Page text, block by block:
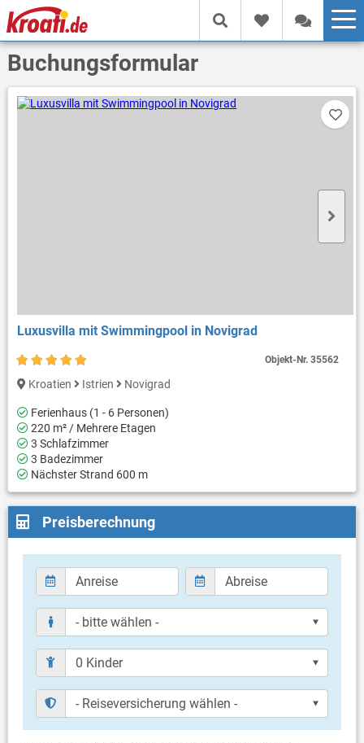
Buchungsformular
Luxusvilla mit Swimmingpool in Novigrad
Kroatien Istrien Novigrad
Ferienhaus (1 - 6 Personen)
220 m² / Mehrere Etagen
3 Schlafzimmer
3 Badezimmer
Nächster Strand 600 m
Objekt-Nr. 35562
Preisberechnung